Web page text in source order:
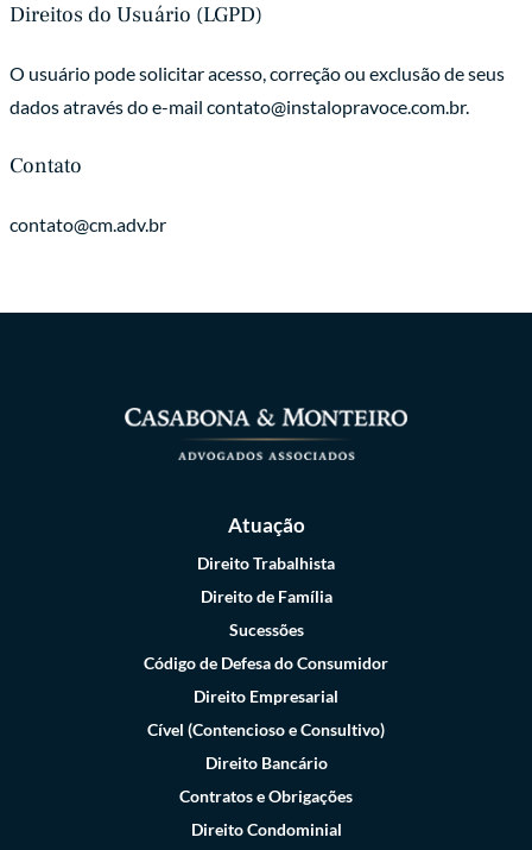
Direitos do Usuário (LGPD)
O usuário pode solicitar acesso, correção ou exclusão de seus
dados através do e-mail contato@instalopravoce.com.br.
Contato
contato@cm.adv.br
Atuação
Direito Trabalhista
Direito de Família
Sucessões
Código de Defesa do Consumidor
Direito Empresarial
Cível (Contencioso e Consultivo)
Direito Bancário
Contratos e Obrigações
Direito Condominial